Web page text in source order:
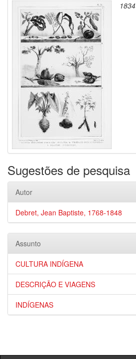
1834
Sugestões de pesquisa
Autor
Debret, Jean Baptiste, 1768-1848
Assunto
CULTURA INDÍGENA
DESCRIÇÃO E VIAGENS
INDÍGENAS